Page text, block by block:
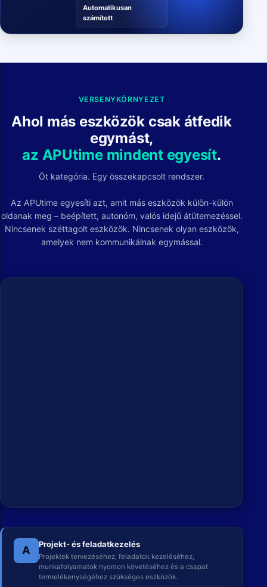
Automatikusan
számított
VERSENYKÖRNYEZET
Ahol más eszközök csak átfedik
egymást,
az APUtime mindent egyesít.
Öt kategória. Egy összekapcsolt rendszer.
Az APUtime egyesíti azt, amit más eszközök külön-külön
oldanak meg – beépített, autonóm, valós idejű átütemezéssel.
Nincsenek széttagolt eszközök. Nincsenek olyan eszközök,
amelyek nem kommunikálnak egymással.
A Projekt- és feladatkezelés
Projektek tervezéséhez, feladatok kezeléséhez,
munkafolyamatok nyomon követéséhez és a csapat
termelékenységéhez szükséges eszközök.